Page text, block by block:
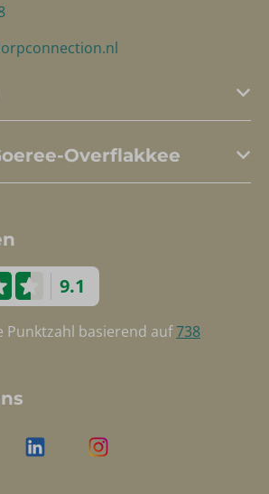
Overflakkee
9.1
Punktzahl basierend auf738